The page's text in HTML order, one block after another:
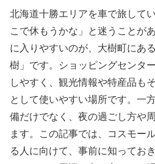
北海道十勝エリアを車で旅して
こで休もうかな」と迷うことが
に入りやすいのが、大樹町にあ
樹」です。ショッピングセンタ
しやすく、観光情報や特産品も
として使いやすい場所です。一
備だけでなく、夜の過ごし方や
ます。この記事では、コスモー
る人に向けて、事前に知ってお